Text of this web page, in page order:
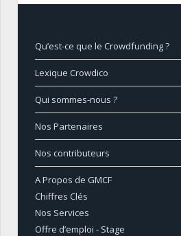
Qu’est-ce que le Crowdfunding ?
Lexique Crowdico
Qui sommes-nous ?
Nos Partenaires
Nos contributeurs
A Propos de GMCF
Chiffres Clés
Nos Services
Offre d’emploi - Stage